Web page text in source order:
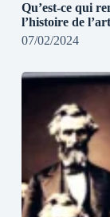
Qu’est-ce qui
l’histoire de
07/02/2024